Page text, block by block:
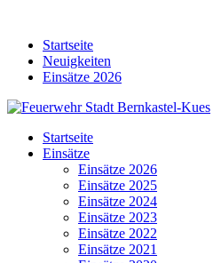
contentStartseite
Neuigkeiten
Einsätze 2026
Startseite
Einsätze
Einsätze 2026
Einsätze 2025
Einsätze 2024
Einsätze 2023
Einsätze 2022
Einsätze 2021